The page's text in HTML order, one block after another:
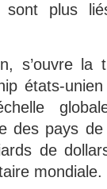
plus
s’ouvre la
états-
des pays
de
mondiale.